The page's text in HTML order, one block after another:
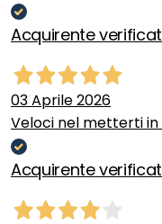
Acquirente
03 Aprile 2026
Veloci nel metterti
Acquirente